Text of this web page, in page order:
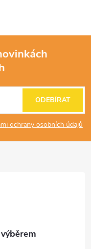
ochrany osobních údajů
ODEBÍRAT